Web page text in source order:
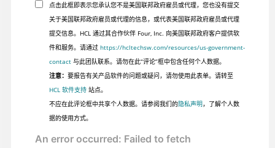
点击此框即表示您承认您不是美国联邦政府雇员或代理，您也没有提交
关于美国联邦政府雇员或代理的信息，或代表美国联邦政府雇员或代理
提交信息。HCL 通过其合作伙伴 Four, Inc. 向美国联邦政府客户提供软
件和服务。请通过 https://hcltechsw.com/resources/us-government-
contact与此团队联系。请勿在此“评论”框中包含任何个人数据。
注意： 要报告有关产品软件的问题或疑问，请勿使用此表单。请转至
HCL 软件支持站点。
不应在此评论框中共享个人数据。请参阅我们的隐私声明，了解个人数
据的使用方式。